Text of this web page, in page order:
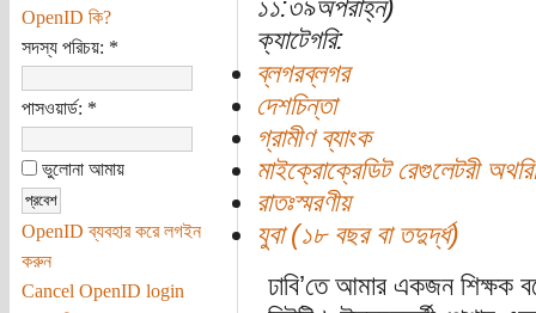
OpenID কি?
সদস্য পরিচয়: *
পাসওয়ার্ড: *
ভুলোনা আমায়
OpenID ব্যবহার করে লগইন
করুন
Cancel OpenID login
১১:৩৯অপরাহ্ন)
ক্যাটেগরি:
ব্লগরব্লগর
দেশচিন্তা
গ্রামীণ ব্যাংক
মাইক্রোক্রেডিট রেগুলেটরী
রাতঃস্মরণীয়
যুবা (১৮ বছর বা তদুর্দ্ধ)
ঢাবি’তে আমার একজন শিক্ষক